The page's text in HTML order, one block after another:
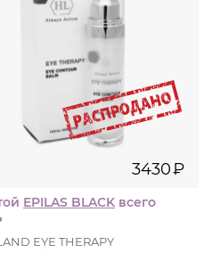
3430₽
EPILAS BLACK всего
EYE THERAPY